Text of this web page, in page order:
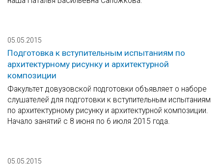
05.05.2015
Подготовка к вступительным испытаниям по
архитектурному рисунку и архитектурной
композиции
Факультет довузовской подготовки объявляет о наборе
слушателей для подготовки к вступительным испытаниям
по архитектурному рисунку и архитектурной композиции.
Начало занятий с 8 июня по 6 июля 2015 года.
05.05.2015